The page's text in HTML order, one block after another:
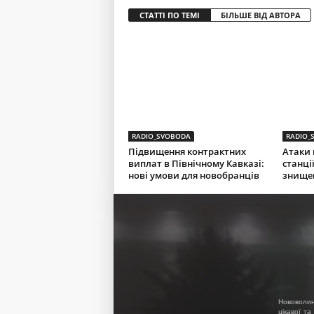
СТАТТІ ПО ТЕМІ БІЛЬШЕ ВІД АВТОРА
RADIO_SVOBODA
Підвищення контрактних
виплат в Північному Кавказі:
нові умови для новобранців
Атаки
цікавої